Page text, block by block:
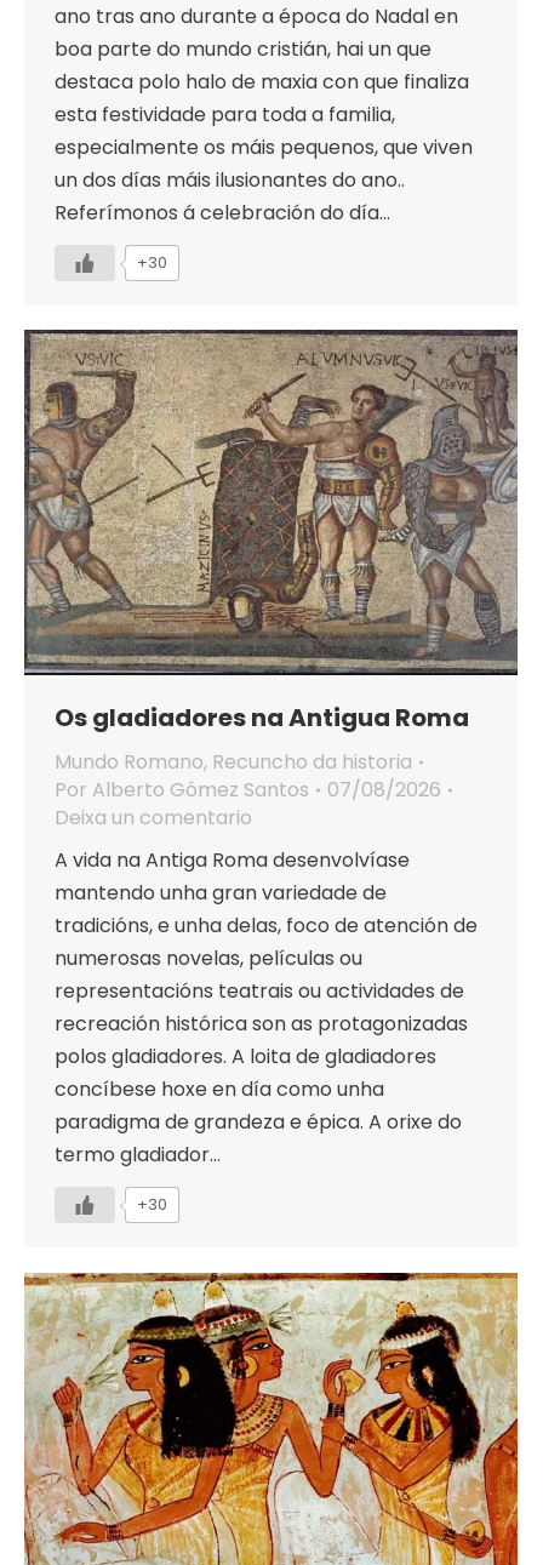
ano tras ano durante a época do Nadal en
boa parte do mundo cristián, hai un que
destaca polo halo de maxia con que finaliza
esta festividade para toda a familia,
especialmente os máis pequenos, que viven
un dos días máis ilusionantes do ano..
Referímonos á celebración do día…
+30
Os gladiadores na Antigua Roma
Mundo Romano, Recuncho da historia
Por Alberto Gómez Santos
07/08/2026
Deixa un comentario
A vida na Antiga Roma desenvolvíase
mantendo unha gran variedade de
tradicións, e unha delas, foco de atención de
numerosas novelas, películas ou
representacións teatrais ou actividades de
recreación histórica son as protagonizadas
polos gladiadores. A loita de gladiadores
concíbese hoxe en día como unha
paradigma de grandeza e épica. A orixe do
termo gladiador…
+30